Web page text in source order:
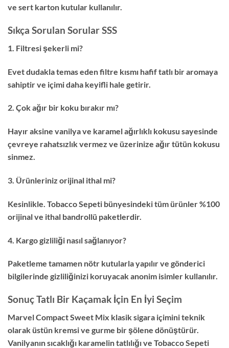
ve sert karton kutular kullanılır.
Sıkça Sorulan Sorular SSS
1. Filtresi şekerli mi?
Evet dudakla temas eden filtre kısmı hafif tatlı bir aromaya
sahiptir ve içimi daha keyifli hale getirir.
2. Çok ağır bir koku bırakır mı?
Hayır aksine vanilya ve karamel ağırlıklı kokusu sayesinde
çevreye rahatsızlık vermez ve üzerinize ağır tütün kokusu
sinmez.
3. Ürünleriniz orijinal ithal mi?
Kesinlikle. Tobacco Sepeti bünyesindeki tüm ürünler %100
orijinal ve ithal bandrollü paketlerdir.
4. Kargo gizliliği nasıl sağlanıyor?
Paketleme tamamen nötr kutularla yapılır ve gönderici
bilgilerinde gizliliğinizi koruyacak anonim isimler kullanılır.
Sonuç Tatlı Bir Kaçamak İçin En İyi Seçim
Marvel Compact Sweet Mix klasik sigara içimini teknik
olarak üstün kremsi ve gurme bir şölene dönüştürür.
Vanilyanın sıcaklığı karamelin tatlılığı ve Tobacco Sepeti